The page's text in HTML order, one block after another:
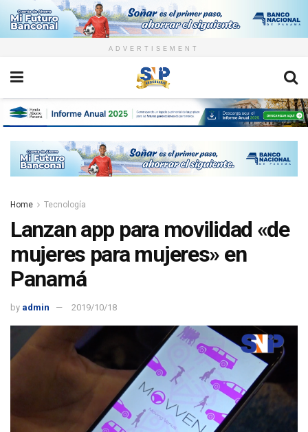
ADVERTISEMENT
Home Tecnología
Lanzan app para movilidad «de
mujeres para mujeres» en
Panamá
by admin 2019/10/18